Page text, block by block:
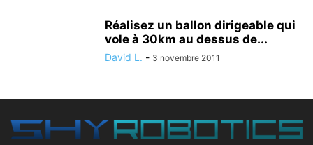
Réalisez un ballon dirigeable qui
vole à 30km au dessus de...
David L. - 3 novembre 2011